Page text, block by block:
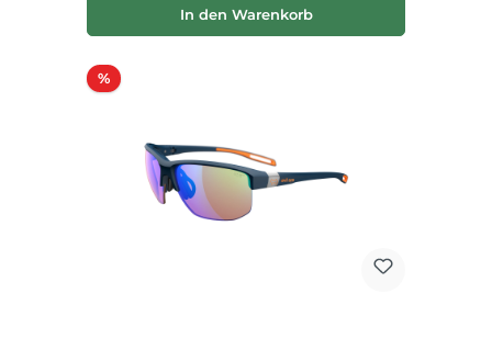
In den Warenkorb
%Rabatt